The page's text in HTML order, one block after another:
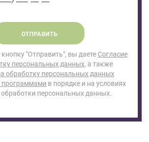
ОТПРАВИТЬ
"Отправить", вы даете Согласие
персональных данных, а также
обработку персональных данных
программами в порядке и на условиях
персональных данных.